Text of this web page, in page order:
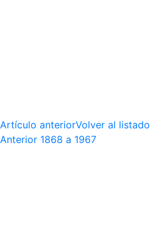
Artículo anteriorVolver al listado
Anterior 1868 a 1967